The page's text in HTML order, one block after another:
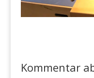
Kommentar